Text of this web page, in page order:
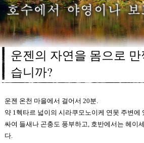
운젠의 자연을 몸으로
습니까?
운젠 온천 마을에서 걸어서 20분.
약 1헥타르 넓이의 시라쿠모노이케 연못 주변에
싸여 들새나 곤충도 풍부하고, 호반에서는 헤이
다.